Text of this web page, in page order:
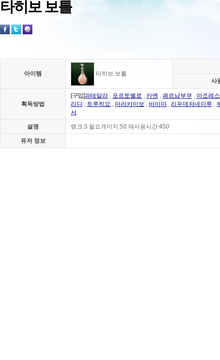
타히보 보틀
아이템
타히보 보틀
사
획득방법
[구입]과테말라 , 포르토벨로 , 카옌 , 페르남부쿠 , 아조레스
리다 , 트루히요 , 마라카이보 , 바이아 , 리우데자네이루 ,
서
설명 랭크:3 필요게이지:50 재사용시간:450
유저 정보